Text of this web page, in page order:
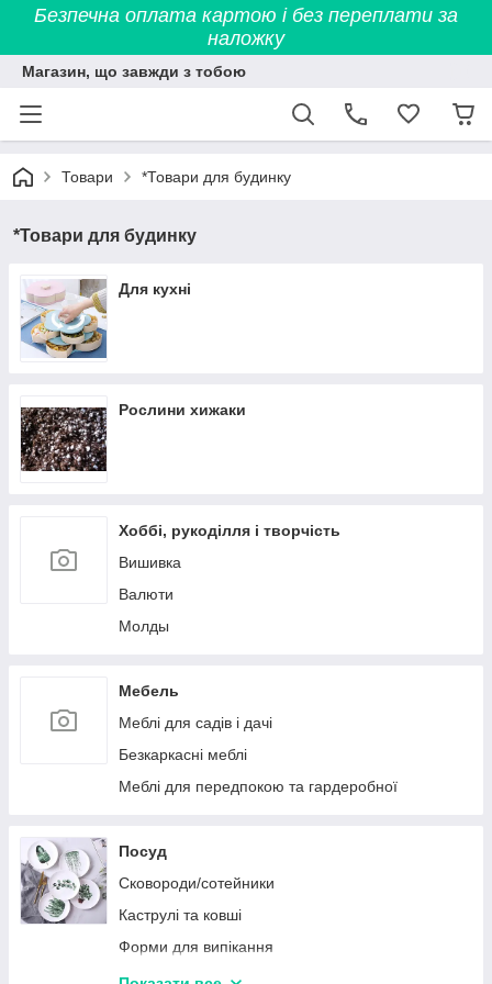
Безпечна оплата картою і без переплати за
наложку
Магазин, що завжди з тобою
Товари *Товари для будинку
*Товари для будинку
Для кухні
Рослини хижаки
Хоббі, рукоділля і творчість
Вишивка
Валюти
Молды
Мебель
Меблі для садів і дачі
Безкаркасні меблі
Меблі для передпокою та гардеробної
Посуд
Сковороди/сотейники
Каструлі та ковші
Форми для випікання
Кришки для посуду